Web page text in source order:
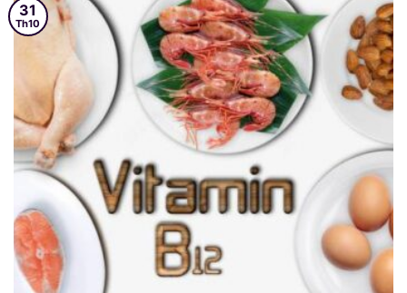
31
Th10